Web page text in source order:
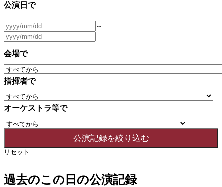
公演日で
～
会場で
指揮者で
オーケストラ等で
リセット
過去のこの日の公演記録